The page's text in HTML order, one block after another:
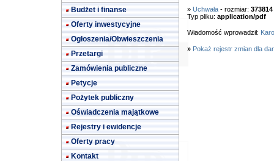
Budżet i finanse
Oferty inwestycyjne
Ogłoszenia/Obwieszczenia
Przetargi
Zamówienia publiczne
Petycje
Pożytek publiczny
Oświadczenia majątkowe
Rejestry i ewidencje
Oferty pracy
Kontakt
» Uchwała- rozmiar: 373814
Typ pliku: application/pdf
Wiadomość wprowadził:
» Pokaż rejestr zmian dla